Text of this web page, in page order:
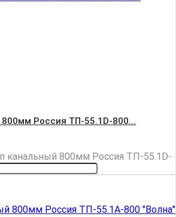
Россия ТП-55.1D-800...
канальный 800мм Россия ТП-55.1D-